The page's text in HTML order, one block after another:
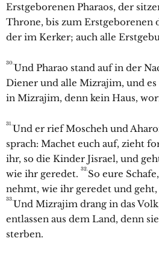
Erstgeborenen Pharaos, der
Throne, bis zum Erstgeborenen
der im Kerker; auch alle
30.Und Pharao stand auf in der
Diener und alle Mizrajim, und
in Mizrajim, denn kein Haus,
31.Und er rief Moscheh und
sprach: Machet euch auf, zieht
ihr, so die Kinder Jisrael, und
wie ihr geredet. 32.So eure
nehmt, wie ihr geredet und
33.Und Mizrajim drang in das
entlassen aus dem Land, denn
sterben.